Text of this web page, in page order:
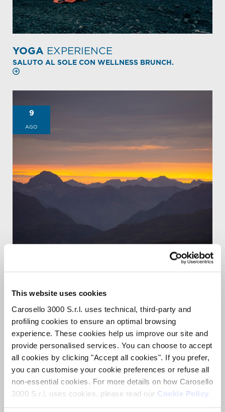
This website uses cookies
Carosello 3000 S.r.l. uses technical, third-party and
profiling cookies to ensure an optimal browsing
experience. These cookies help us improve our site and
provide personalised services. You can choose to accept
all cookies by clicking "Accept all cookies". If you prefer,
you can customise your cookie preferences or refuse all
non-essential cookies. For more details on how Carosello
3000 S.r.l. uses cookies, please read our Cookie Policy.
YOGA EXPERIENCE
SALUTO AL SOLE CON WELLNESS BRUNCH.
9
AGO
9
AGO